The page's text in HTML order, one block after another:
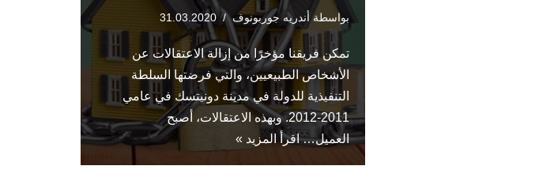
بواسطةأندريه جوربونوف 31.03.2020
تمكن فريقنا مؤخرًا من إزالة الاعتقالات عن
الأشخاص الطبيعيين، والتي فرضتها السلطة
التنفيذية للدولة في مدينة دونيتسك في عامي
2011-2012. وبهذه الاعتقالات، أصبح
العميل…اقرأ المزيد »